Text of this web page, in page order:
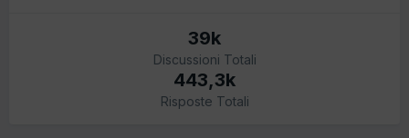
39k
Discussioni Totali
443,3k
Risposte Totali